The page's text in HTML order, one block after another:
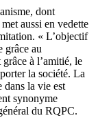
dont
met aussi en vedette
« L’objectif
grâce au
à l’amitié, le
la société. La
dans la vie est
synonyme
du RQPC.